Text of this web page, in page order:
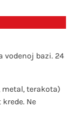
vodenoj bazi. 24
metal, terakota)
Ne